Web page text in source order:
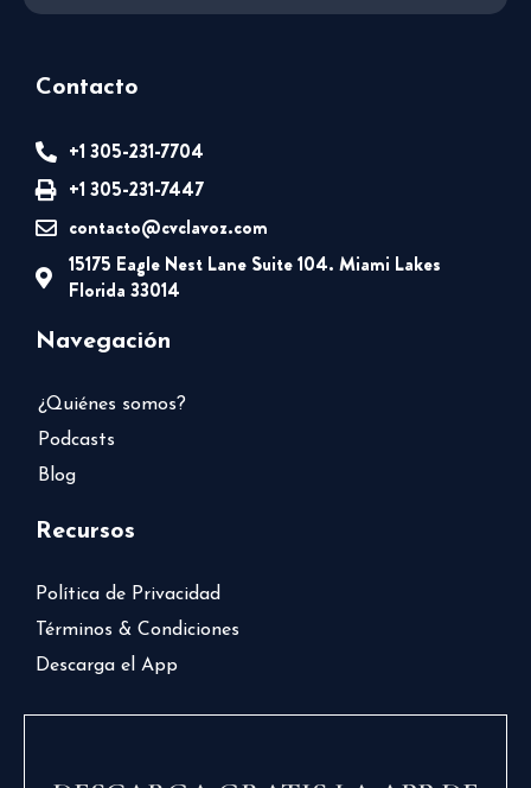
Contacto
+1 305-231-7704
+1 305-231-7447
contacto@cvclavoz.com
15175 Eagle Nest Lane Suite 104. Miami Lakes
Florida 33014
Navegación
¿Quiénes somos?
Podcasts
Blog
Recursos
Política de Privacidad
Términos & Condiciones
Descarga el App